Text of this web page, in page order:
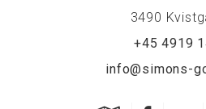
3490
+45 4919
info@simons-